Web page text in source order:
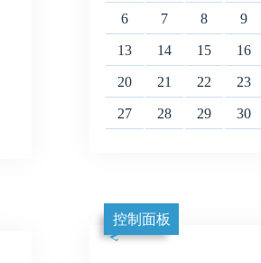
6 7 8 9
13 14 15 16
20 21 22 23
27 28 29 30
控制面板